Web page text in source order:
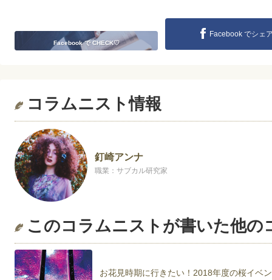
Facebook で CHECK♡
Facebook でシェ
コラムニスト情報
釘崎アンナ
職業：サブカル研究家
このコラムニストが書いた他の
お花見時期に行きたい！2018年度の桜イベ